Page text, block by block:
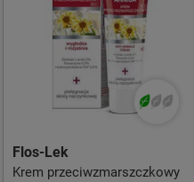
Flos-Lek
Krem przeciwzmarszczkowy